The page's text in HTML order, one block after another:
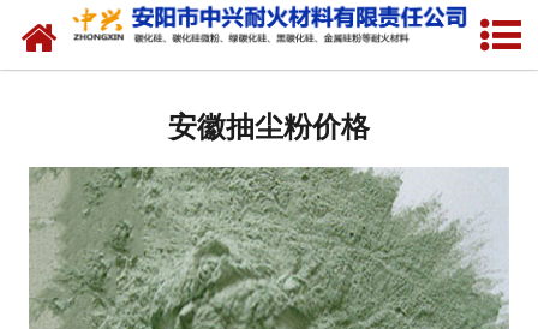
网站首页
安徽绿碳化硅微粉
安徽碳化硅微粉
安徽抽尘粉价格